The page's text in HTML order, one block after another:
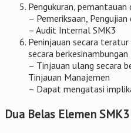
Pengukuran,
– Pemeriksaan, Pengujian
– Audit Internal SMK3
Peninjauan secara
secara berkesinambungan
– Tinjauan ulang secara
Tinjauan Manajemen
– Dapat mengatasi
Dua Belas Elemen